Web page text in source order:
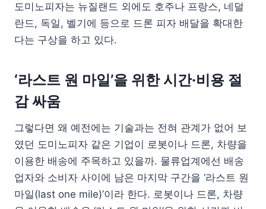
도미노피자는 뉴질랜드 외에도 호주나 프랑스, 네덜
란드, 독일, 벨기에 등으로 드론 피자 배달을 확대한
다는 구상을 하고 있다.
‘라스트 원 마일’을 위한 시간·비용 절
감 싸움
그렇다면 왜 예전에는 기술과는 전혀 관계가 없어 보
였던 도미노피자 같은 기업이 로봇이나 드론, 차량을
이용한 배송에 주목하고 있을까. 물류업계에선 배송
업자와 소비자 사이에 남은 마지막 구간을 ‘라스트 원
마일(last one mile)’이라 한다. 로봇이나 드론, 차량